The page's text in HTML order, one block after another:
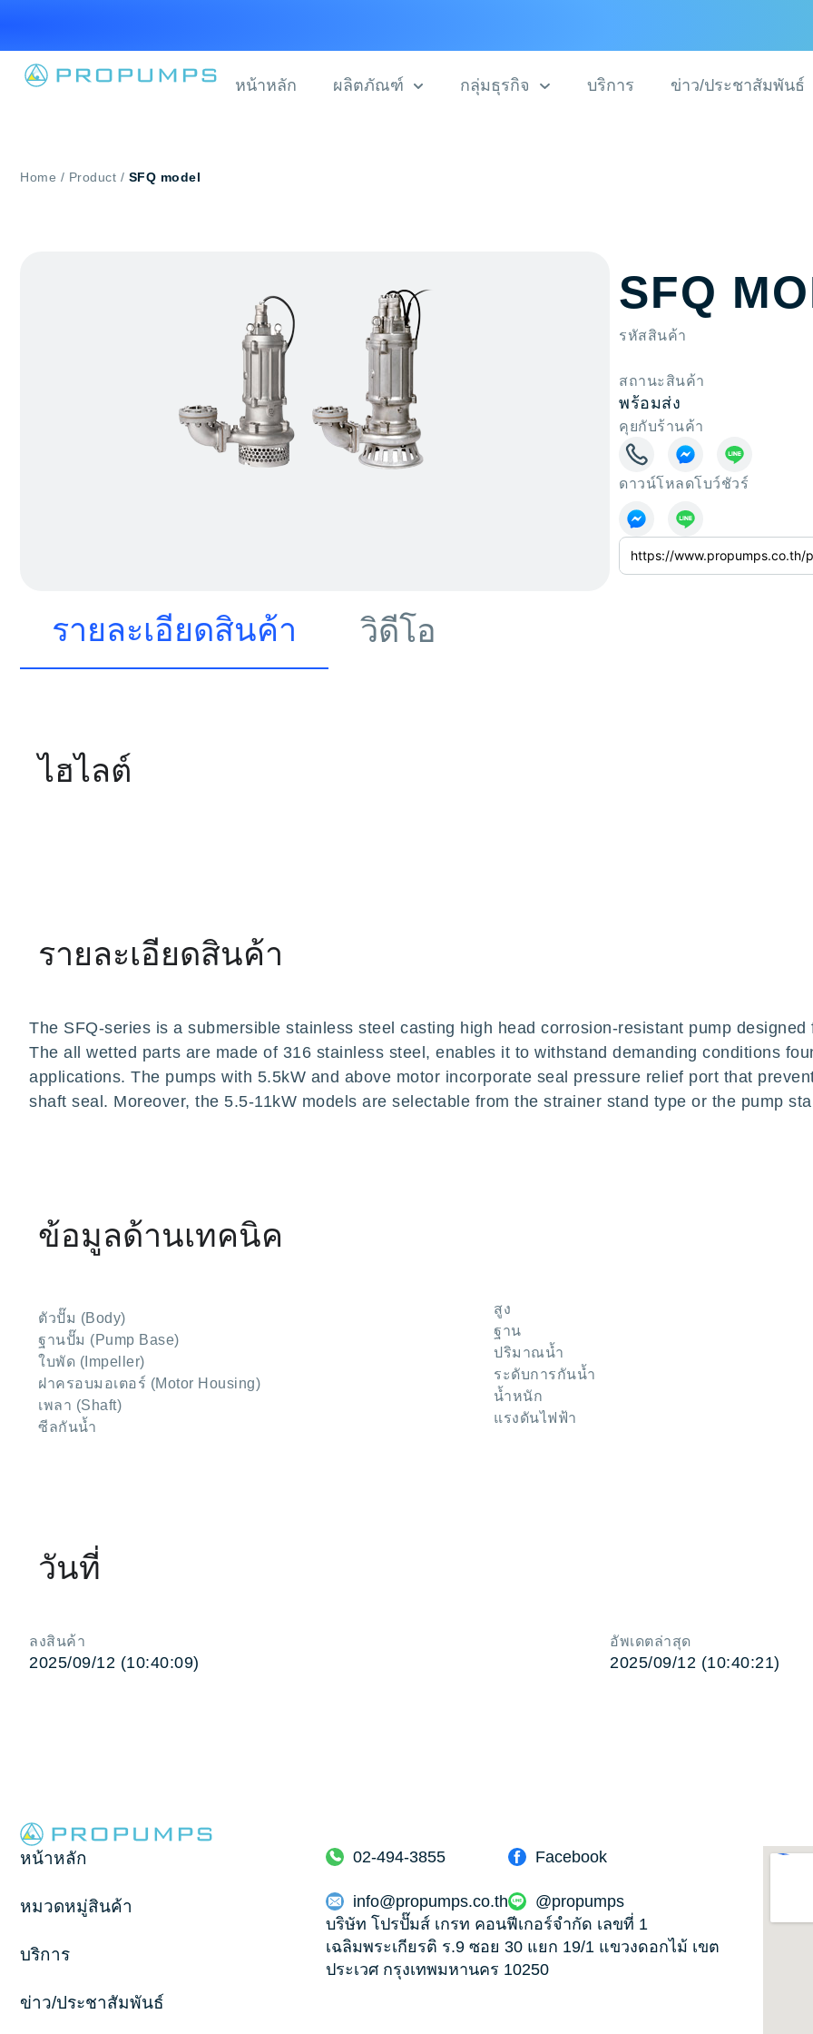
หน้าหลัก ผลิตภัณฑ์ กลุ่มธุรกิจ บริการ ข่าว/ประชาสัมพันธ์
SFQ model
SFQ
รหัสสินค้า
สถานะสินค้า
พร้อมส่ง
คุยกับร้านค้า
ดาวน์โหลดโบว์ชัวร์
รายละเอียดสินค้า วิดีโอ
ไฮไลต์
รายละเอียดสินค้า
The SFQ-series is a submersible stainless steel casting high head corrosion-resistant pump
The all wetted parts are made of 316 stainless steel, enables it to withstand demanding conditions
applications. The pumps with 5.5kW and above motor incorporate seal pressure relief port that
shaft seal. Moreover, the 5.5-11kW models are selectable from the strainer stand type or the pump
ข้อมูลด้านเทคนิค
ตัวปั๊ม (Body)
ฐานปั๊ม (Pump Base)
ใบพัด (Impeller)
ฝาครอบมอเตอร์ (Motor Housing)
เพลา (Shaft)
ซีลกันน้ำ
สูง
ฐาน
ปริมาณน้ำ
ระดับการกันน้ำ
น้ำหนัก
แรงดันไฟฟ้า
วันที่
ลงสินค้า
2025/09/12 (10:40:09)
อัพเดตล่าสุด
2025/09/12 (10:40:21)
หน้าหลัก
หมวดหมู่สินค้า
บริการ
ข่าว/ประชาสัมพันธ์
02-494-3855
info@propumps.co.th
Facebook
@propumps
บริษัท โปรปั๊มส์ เกรท คอนฟีเกอร์จำกัด เลขที่ 1
เฉลิมพระเกียรติ ร.9 ซอย 30 แยก 19/1 แขวงดอกไม้ เขต
ประเวศ กรุงเทพมหานคร 10250